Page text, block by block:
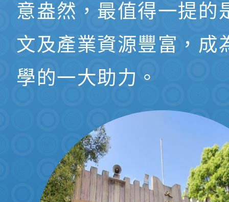
意盎然，最值得一提的
文及產業資源豐富，成
學的一大助力。